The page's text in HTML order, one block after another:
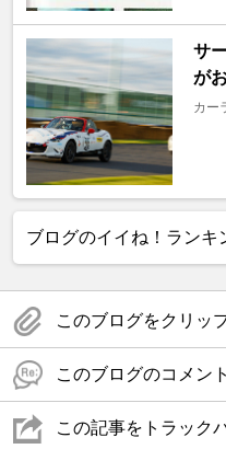
サ
が
カー
ブログのイイね！ランキ
このブログをクリッ
このブログのコメン
この記事をトラック